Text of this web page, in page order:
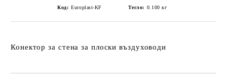
Код: Europlast-KF Тегло: 0.100 кг
Конектор за стена за плоски въздуховоди